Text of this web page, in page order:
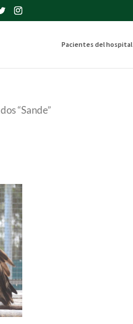
Pacientes del hospital
“Sande”